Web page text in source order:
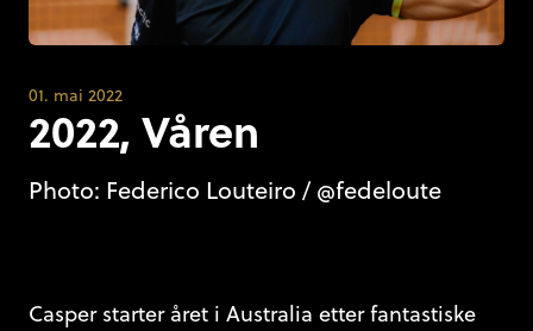
01. mai 2022
2022, Våren
Photo: Federico Louteiro / @fedeloute
Casper starter året i Australia etter fantastiske